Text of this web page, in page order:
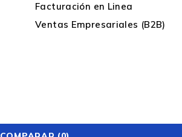
Facturación en Linea
Ventas Empresariales (B2B)